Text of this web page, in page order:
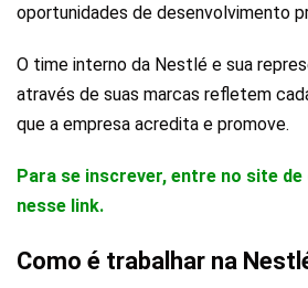
oportunidades de desenvolvimento
O time interno da Nestlé e sua
através de suas marcas refletem
que a empresa acredita e promove.
Para se inscrever, entre no site
nesse link.
Como é trabalhar na